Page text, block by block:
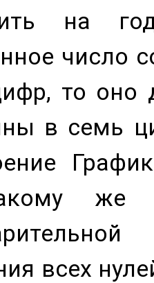
на
число
то оно
в семь
же
всех